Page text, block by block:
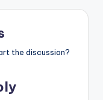
the discussion?